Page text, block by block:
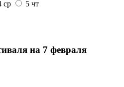
ср 5 чт
на 7 февраля